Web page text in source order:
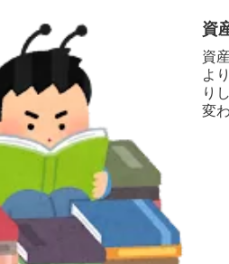
資
資
よ
り
変